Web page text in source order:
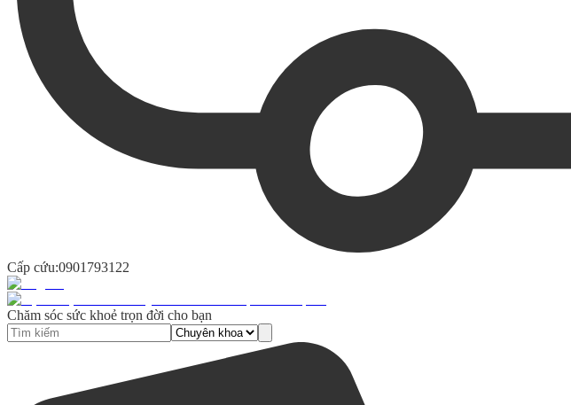
Cấp cứu:0901793122
Chăm sóc sức khoẻ trọn đời cho bạn